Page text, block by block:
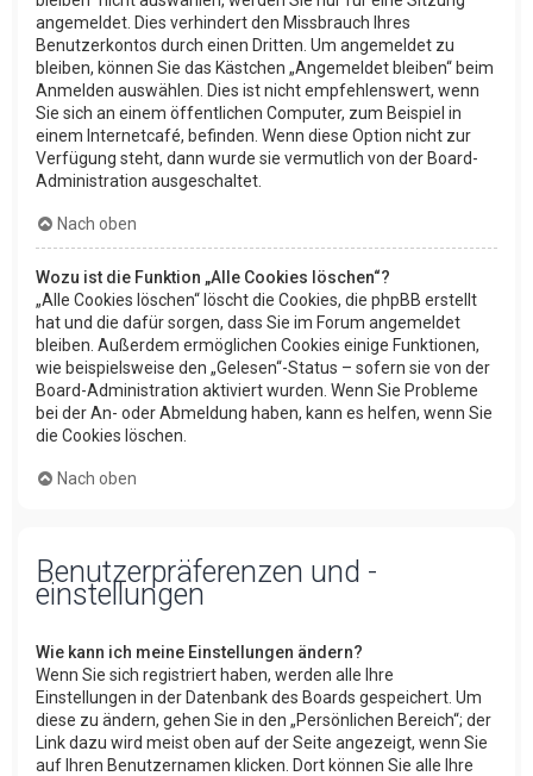
angemeldet. Dies verhindert den Missbrauch Ihres
Benutzerkontos durch einen Dritten. Um angemeldet zu
bleiben, können Sie das Kästchen „Angemeldet bleiben“ beim
Anmelden auswählen. Dies ist nicht empfehlenswert, wenn
Sie sich an einem öffentlichen Computer, zum Beispiel in
einem Internetcafé, befinden. Wenn diese Option nicht zur
Verfügung steht, dann wurde sie vermutlich von der Board-
Administration ausgeschaltet.
Nach oben
Wozu ist die Funktion „Alle Cookies löschen“?
„Alle Cookies löschen“ löscht die Cookies, die phpBB erstellt
hat und die dafür sorgen, dass Sie im Forum angemeldet
bleiben. Außerdem ermöglichen Cookies einige Funktionen,
wie beispielsweise den „Gelesen“-Status – sofern sie von der
Board-Administration aktiviert wurden. Wenn Sie Probleme
bei der An- oder Abmeldung haben, kann es helfen, wenn Sie
die Cookies löschen.
Nach oben
Benutzerpräferenzen und -
einstellungen
Wie kann ich meine Einstellungen ändern?
Wenn Sie sich registriert haben, werden alle Ihre
Einstellungen in der Datenbank des Boards gespeichert. Um
diese zu ändern, gehen Sie in den „Persönlichen Bereich“; der
Link dazu wird meist oben auf der Seite angezeigt, wenn Sie
auf Ihren Benutzernamen klicken. Dort können Sie alle Ihre